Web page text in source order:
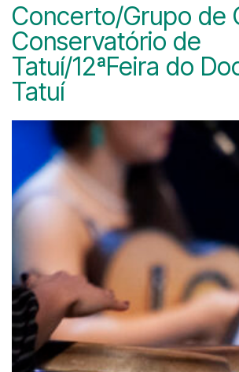
Concerto/Grupo de
Conservatório de
Tatuí/12ªFeira do
Tatuí